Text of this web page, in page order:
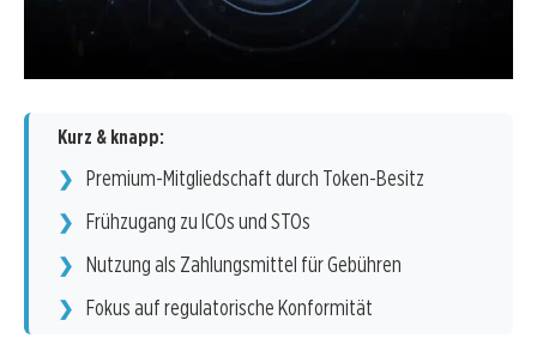
Kurz & knapp:
Premium-Mitgliedschaft durch Token-Besitz
Frühzugang zu ICOs und STOs
Nutzung als Zahlungsmittel für Gebühren
Fokus auf regulatorische Konformität